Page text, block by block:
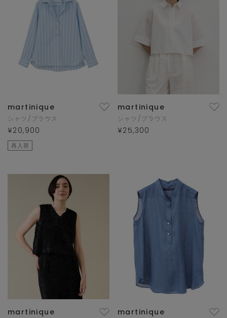
martinique
シャツ/ブラウス
¥20,900
再入荷
martinique
シャツ/ブラウス
¥25,300
martinique martinique